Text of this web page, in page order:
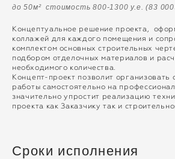
до 50м² стоимость800-1300 у.е. (83
Концептуальное решение проекта,
коллажей для каждого помещения и
комплектом основных строительных
подбором отделочных материалов и
необходимого количества.
Концепт-проект позволит организовать
работы самостоятельно на
значительно упростит реализацию
проекта как Заказчику так и
Сроки исполнения